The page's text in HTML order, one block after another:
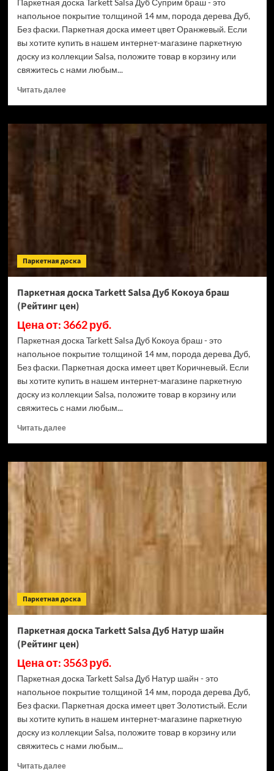
Паркетная доска Tarkett Salsa Дуб Суприм браш - это
напольное покрытие толщиной 14 мм, порода дерева Дуб,
Без фаски. Паркетная доска имеет цвет Оранжевый. Если
вы хотите купить в нашем интернет-магазине паркетную
доску из коллекции Salsa, положите товар в корзину или
свяжитесь с нами любым...
Читать далееПрочитать
Паркетная
Суприм
Паркетная доска
Паркетная доска Tarkett Salsa Дуб Кокоуа браш
(Рейтинг цен)
Цена от: 3662 руб.
Паркетная доска Tarkett Salsa Дуб Кокоуа браш - это
напольное покрытие толщиной 14 мм, порода дерева Дуб,
Без фаски. Паркетная доска имеет цвет Коричневый. Если
вы хотите купить в нашем интернет-магазине паркетную
доску из коллекции Salsa, положите товар в корзину или
свяжитесь с нами любым...
Читать далееПрочитать
Паркетная
Tarkett
Salsa
Кокоуа
браш
(Рейтинг
Паркетная доска
Паркетная доска Tarkett Salsa Дуб Натур шайн
(Рейтинг цен)
Цена от: 3563 руб.
Паркетная доска Tarkett Salsa Дуб Натур шайн - это
напольное покрытие толщиной 14 мм, порода дерева Дуб,
Без фаски. Паркетная доска имеет цвет Золотистый. Если
вы хотите купить в нашем интернет-магазине паркетную
доску из коллекции Salsa, положите товар в корзину или
свяжитесь с нами любым...
Читать далееПрочитать